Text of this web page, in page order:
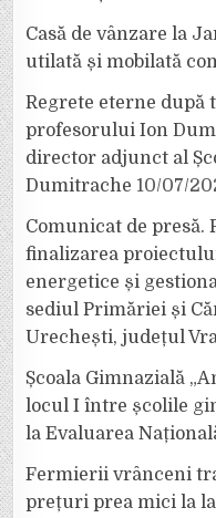
Casă de vânzare la
utilată și mobilată
Regrete eterne după
profesorului Ion
director adjunct al
Dumitrache 10/07/
Comunicat de
finalizarea
energetice și
sediul Primăriei și
Urechești, județul
Școala Gimnazială
locul I între școlile
la Evaluarea
Fermierii vrânceni
prețuri prea mici la